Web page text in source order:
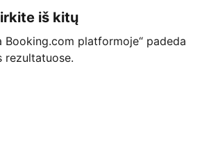
iš kitų
Booking.com platformoje“ padeda
rezultatuose.